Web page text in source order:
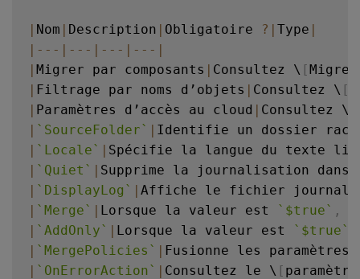
| Nom | Description | Obligatoire ? | Type |
| -- - | -- - | -- - | -- - |
| Migrer par composants | Consultez \ [Migrer
| Filtrage par noms d’objets | Consultez \ [
| Paramètres d’accès au cloud | Consultez \
| ` SourceFolder` | Identifie un dossier
| ` Locale` | Spécifie la langue du texte
| ` Quiet ` | Supprime la journalisation dans
| ` DisplayLog ` | Affiche le fichier journal à
| ` Merge` | Lorsque la valeur est ` $true` ,
| ` AddOnly` | Lorsque la valeur est ` $true`
| ` MergePolicies ` | Fusionne les
| ` OnErrorAction` | Consultez le \ [